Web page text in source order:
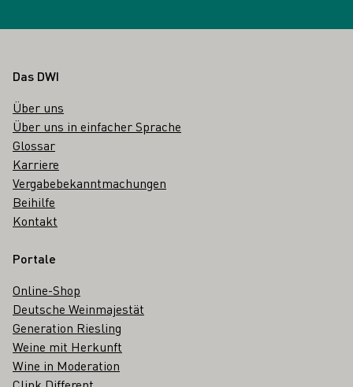
Fußbereich
Das DWI
Über uns
Über uns in einfacher Sprache
Glossar
Karriere
Vergabebekanntmachungen
Beihilfe
Kontakt
Portale
Online-Shop
Deutsche Weinmajestät
Generation Riesling
Weine mit Herkunft
Wine in Moderation